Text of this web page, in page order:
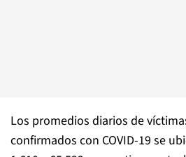
Los promedios diarios de
confirmados con COVID-19 se